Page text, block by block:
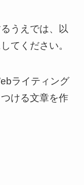
うえでは、以
てください。
ライティング
ける文章を作